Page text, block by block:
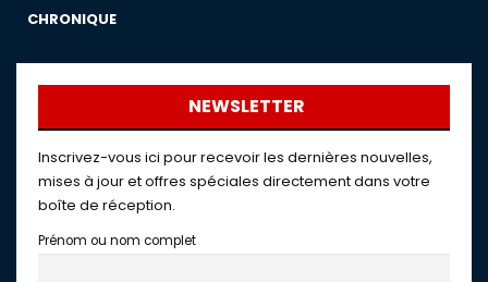
CHRONIQUE
NEWSLETTER
Inscrivez-vous ici pour recevoir les dernières nouvelles,
mises à jour et offres spéciales directement dans votre
boîte de réception.
Prénom ou nom complet